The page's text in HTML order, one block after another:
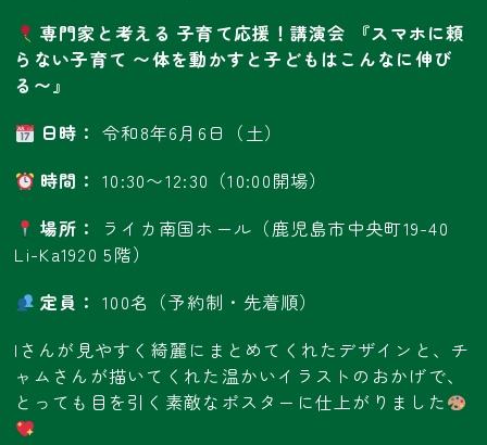
専門家と考える 子育て応援！講演会
『スマホに頼
らない子育て 〜体を動かすと子どもはこんなに伸び
る〜』
日時： 令和8年6月6日（土）
時間： 10:30〜12:30（10:00開場）
場所：
ライカ南国ホール（鹿児島市中央町19-40
Li-Ka1920 5階）
定員： 100名（予約制・先着順）
Iさんが見やすく綺麗にまとめてくれたデザインと、チ
ャムさんが描いてくれた温かいイラストのおかげで、
とっても目を引く素敵なポスターに仕上がりました